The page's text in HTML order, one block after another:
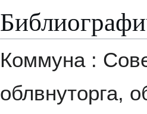
Коммуна :
облвнуторга,